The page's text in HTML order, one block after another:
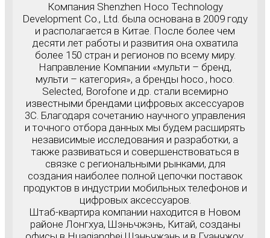
Компания Shenzhen Hoco Technology
Development Co., Ltd. была основана в 2009 году
и располагается в Китае. После более чем
десяти лет работы и развития она охватила
более 150 стран и регионов по всему миру.
Направление Компании «мульти – бренд,
мульти – категория», а бренды hoco., hoco.
Selected, Borofone и др. стали всемирно
известными брендами цифровых аксессуаров
3C. Благодаря сочетанию научного управления
и точного отбора данных мы будем расширять
независимые исследования и разработки, а
также развиваться и совершенствоваться в
связке с региональными рынками, для
создания наиболее полной цепочки поставок
продуктов в индустрии мобильных телефонов и
цифровых аксессуаров.
Штаб-квартира компании находится в Новом
районе Лонгхуа, Шэньчжэнь, Китай, созданы